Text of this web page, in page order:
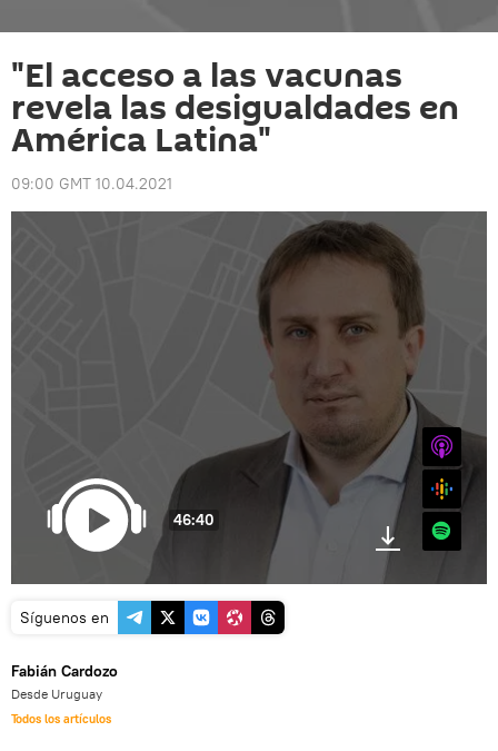
"El acceso a las vacunas
revela las desigualdades en
América Latina"
09:00 GMT 10.04.2021
46:40
iTunes
Google
Spotify
Síguenos en
Fabián Cardozo
Desde Uruguay
Todos los artículos